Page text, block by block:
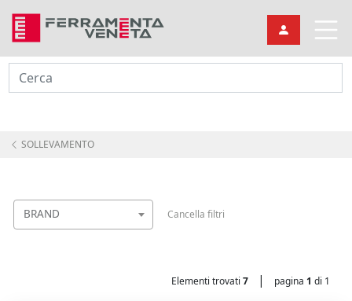
Cerca
SOLLEVAMENTO
BRAND Cancella filtri
Elementi trovati 7 | pagina 1 di 1